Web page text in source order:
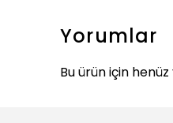
Yorumlar
Bu ürün için